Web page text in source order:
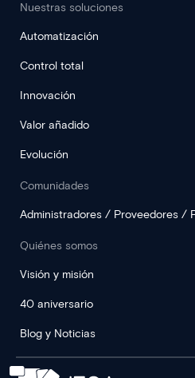
Nuestras soluciones
Automatización
Control total
Innovación
Valor añadido
Evolución
Comunidades
Administradores / Proveedores /
Quiénes somos
Visión y misión
40 aniversario
Blog y Noticias